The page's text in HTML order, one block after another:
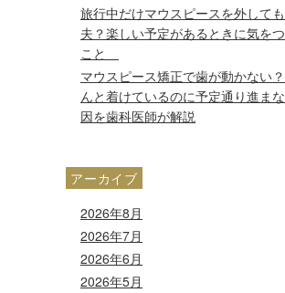
旅行中だけマウスピースを外して
夫？楽しい予定があるときに気を
こと
マウスピース矯正で歯が動かない
んと着けているのに予定通り進ま
因を歯科医師が解説
アーカイブ
2026年8月
2026年7月
2026年6月
2026年5月